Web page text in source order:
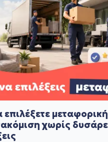
μεταφορική
χωρίς